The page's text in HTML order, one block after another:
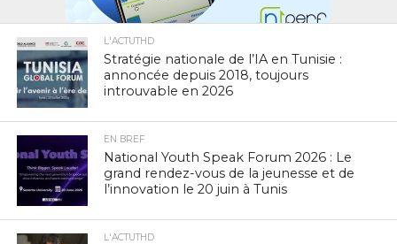
L'ACTUTHD
Stratégie nationale de l’IA en Tunisie :
annoncée depuis 2018, toujours
introuvable en 2026
EN BREF
National Youth Speak Forum 2026 : Le
grand rendez-vous de la jeunesse et de
l’innovation le 20 juin à Tunis
L'ACTUTHD